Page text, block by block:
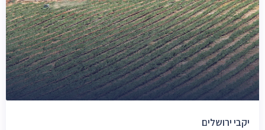
יקבי ירושלים